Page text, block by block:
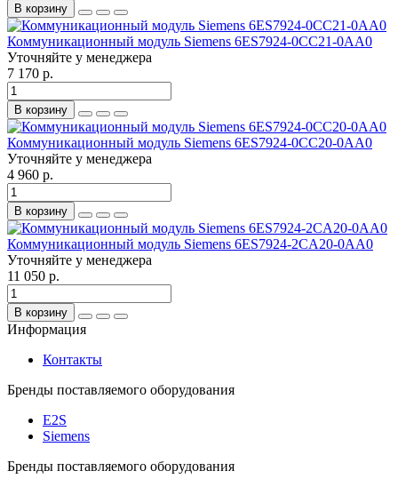
В корзину
Коммуникационный модуль Siemens 6ES7924-0CC21-0AA0
Уточняйте у менеджера
7 170 р.
В корзину
Коммуникационный модуль Siemens 6ES7924-0CC20-0AA0
Уточняйте у менеджера
4 960 р.
В корзину
Коммуникационный модуль Siemens 6ES7924-2CA20-0AA0
Уточняйте у менеджера
11 050 р.
В корзину
Информация
Контакты
Бренды поставляемого оборудования
E2S
Siemens
Бренды поставляемого оборудования